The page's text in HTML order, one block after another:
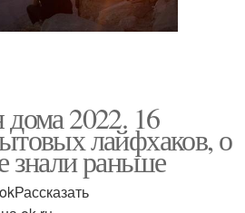
2022. 16
лайфхаков, о
знали раньше